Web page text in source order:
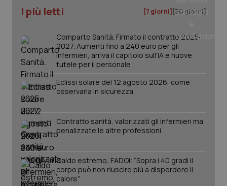
I più letti [7 giorni] [30 giorni]
Comparto Sanità. Firmato il contratto 2025-
2027. Aumenti fino a 240 euro per gli
infermieri, arriva il capitolo sull'IA e nuove
tutele per il personale
Eclissi solare del 12 agosto 2026, come
osservarla in sicurezza
Contratto sanità, valorizzati gli infermieri ma
penalizzate le altre professioni
Caldo estremo, FADOI: “Sopra i 40 gradi il
corpo può non riuscire più a disperdere il
calore”
.quotidianosanita.it